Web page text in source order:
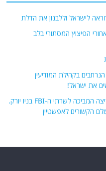
לישראל וללבנון את הדלת
הפיצוץ המסתורי בלב
בקהילת המודיעין
את ישראל!
לא הפעם הראשונה: הסיפור מאחורי הפריצה המביכה לשרתי ה-FBI בניו יורק.
הקשורים לאפשטיין